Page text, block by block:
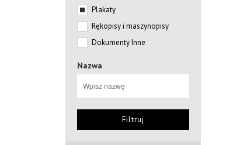
Plakaty
Rękopisy i maszynopisy
Dokumenty Inne
Nazwa
Filtruj